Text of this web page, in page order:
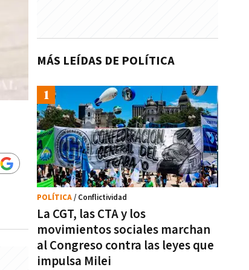
MÁS LEÍDAS DE POLÍTICA
La CGT, las CTA y los
movimientos sociales marchan
al Congreso contra las leyes que
impulsa Milei
POLÍTICA/ Conflictividad